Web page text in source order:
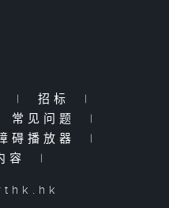
| 招标
|
常见问题
|
碍播放器
|
容
|